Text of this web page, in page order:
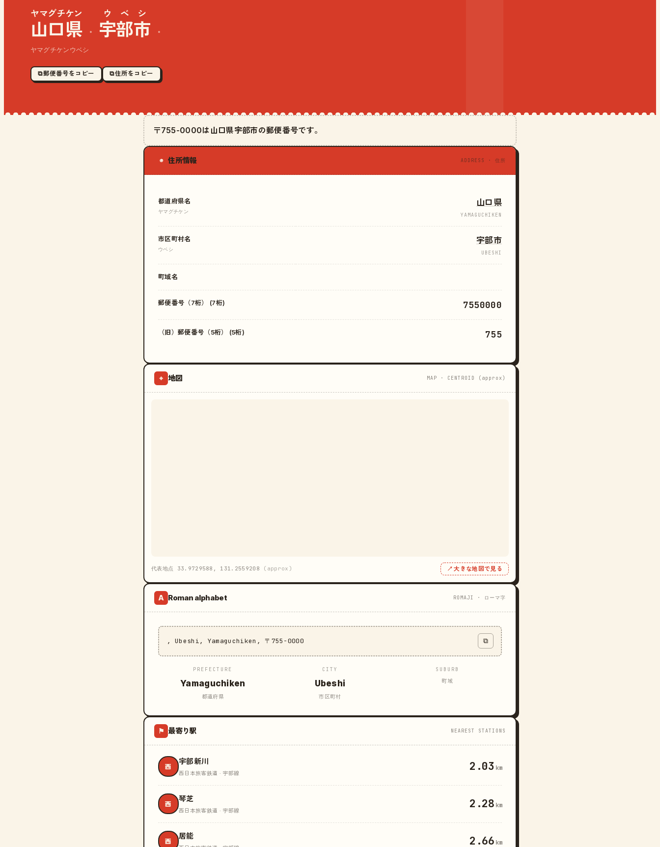
山口県
ヤマグチケン
· 宇部市
ウベシ
·
ヤマグチケンウベシ
⧉ 郵便番号をコピー ⧉ 住所をコピー
〒755-0000は山口県宇部市の郵便番号です。
◉ 住所情報 ADDRESS · 住所
都道府県名
ヤマグチケン
山口県
YAMAGUCHIKEN
市区町村名
ウベシ
宇部市
UBESHI
町域名
郵便番号（7桁） (7桁) 7550000
（旧）郵便番号（5桁） (5桁) 755
⌖ 地図 MAP · CENTROID (approx)
代表地点 33.9729588, 131.2559208 (approx) ↗ 大きな地図で見る
A Roman alphabet ROMAJI · ローマ字
, Ubeshi, Yamaguchiken, 〒755-0000 ⧉
PREFECTURE
Yamaguchiken
都道府県
CITY
Ubeshi
市区町村
SUBURB
町域
⚑ 最寄り駅 NEAREST STATIONS
西
宇部新川
西日本旅客鉄道 · 宇部線 2.03 km
西
琴芝
西日本旅客鉄道 · 宇部線 2.28 km
西
居能 2.66 km